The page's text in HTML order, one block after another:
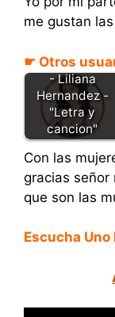
me gustan
☛ Otros
Preguntale a
- Liliana
Hernandez -
"Letra y
cancion"
Con las
gracias señor
que son las
Escucha